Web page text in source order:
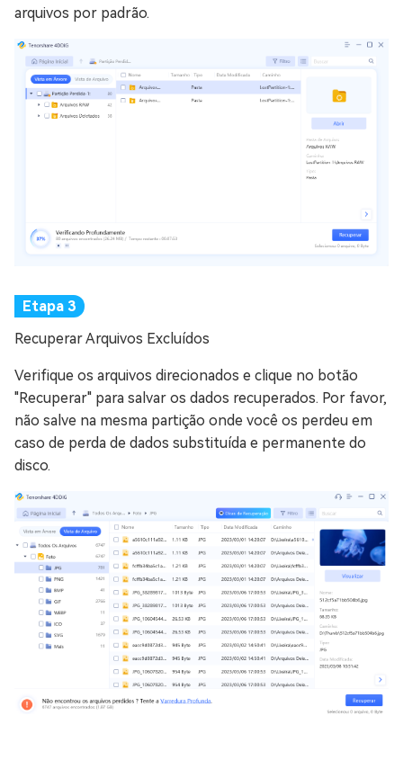
arquivos por padrão.
Recuperar Arquivos Excluídos
Verifique os arquivos direcionados e clique no botão
"Recuperar" para salvar os dados recuperados. Por favor,
não salve na mesma partição onde você os perdeu em
caso de perda de dados substituída e permanente do
disco.